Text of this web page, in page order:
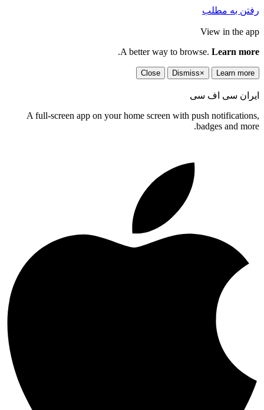
رفتن به مطلب
View in the app
A better way to browse. Learn more
.
Learn more
×
Dismiss
Close
ایران سی اف سی
A full-screen app on your home screen with push notifications,
badges and more.